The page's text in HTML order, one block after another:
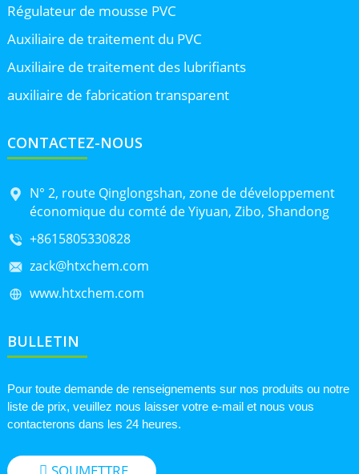
Régulateur de mousse PVC
Auxiliaire de traitement du PVC
Auxiliaire de traitement des lubrifiants
auxiliaire de fabrication transparent
CONTACTEZ-NOUS
N° 2, route Qinglongshan, zone de développement
économique du comté de Yiyuan, Zibo, Shandong
+8615805330828
zack@htxchem.com
www.htxchem.com
BULLETIN
Pour toute demande de renseignements sur nos produits ou notre
liste de prix, veuillez nous laisser votre e-mail et nous vous
contacterons dans les 24 heures.